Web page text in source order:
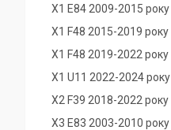
X1 E84 2009-2015 року
X1 F48 2015-2019 року
X1 F48 2019-2022 року
X1 U11 2022-2024 року
X2 F39 2018-2022 року
X3 E83 2003-2010 року